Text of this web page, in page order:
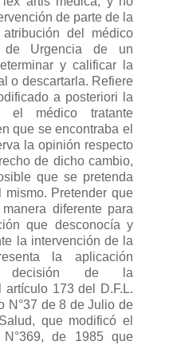
de parte de la
del médico
de Urgencia de un
y calificar la
o descartarla. Refiere
a posteriori la
el médico tratante
que se encontraba el
la opinión respecto
de dicho cambio,
que se pretenda
mismo. Pretender que
diferente para
que desconocía y
la intervención de la
la aplicación
decisión de la
artículo 173 del D.F.L.
N°37 de 8 de Julio de
que modificó el
de 1985 que